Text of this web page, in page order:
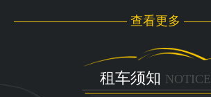
查看更多
租车须知 NOTICE